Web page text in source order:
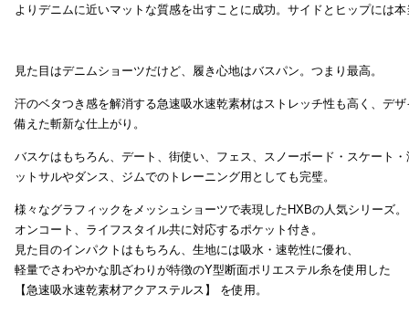
よりデニムに近いマットな質感を出すことに成功。サイドとヒップには
見た目はデニムショーツだけど、履き心地はバスパン。つまり最高。
汗のベタつき感を解消する急速吸水速乾素材はストレッチ性も高く、デ
備えた斬新な仕上がり。
バスケはもちろん、デート、街使い、フェス、スノーボード・スケート
ットサルやダンス、ジムでのトレーニング用としても完璧。
様々なグラフィックをメッシュショーツで表現したHXBの人気シリーズ。
オンコート、ライフスタイル共に対応するポケット付き。
見た目のインパクトはもちろん、生地には吸水・速乾性に優れ、
軽量でさわやかな肌ざわりが特徴のY型断面ポリエステル糸を使用した
【急速吸水速乾素材アクアステルス】 を使用。